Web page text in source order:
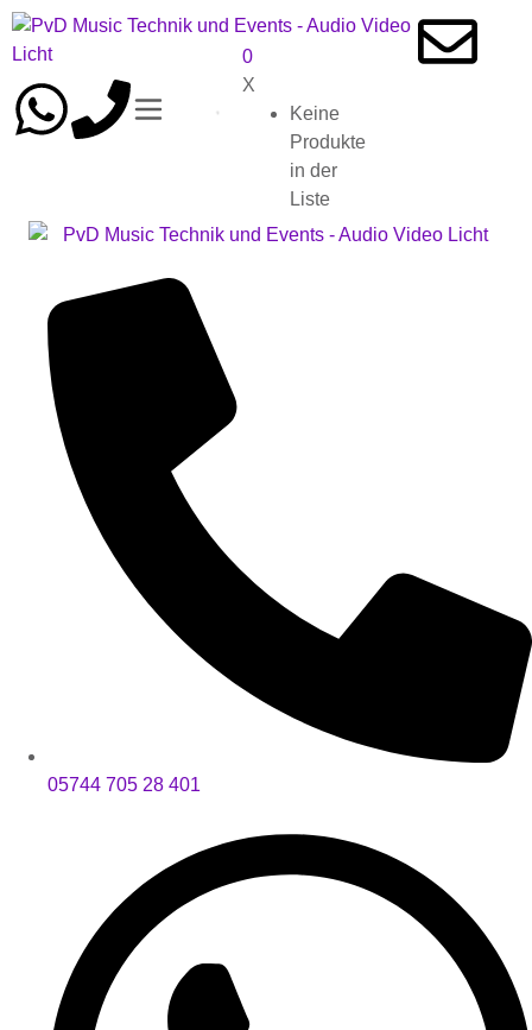
0
X
Keine
Produkte
in der
Liste
05744 705 28 401